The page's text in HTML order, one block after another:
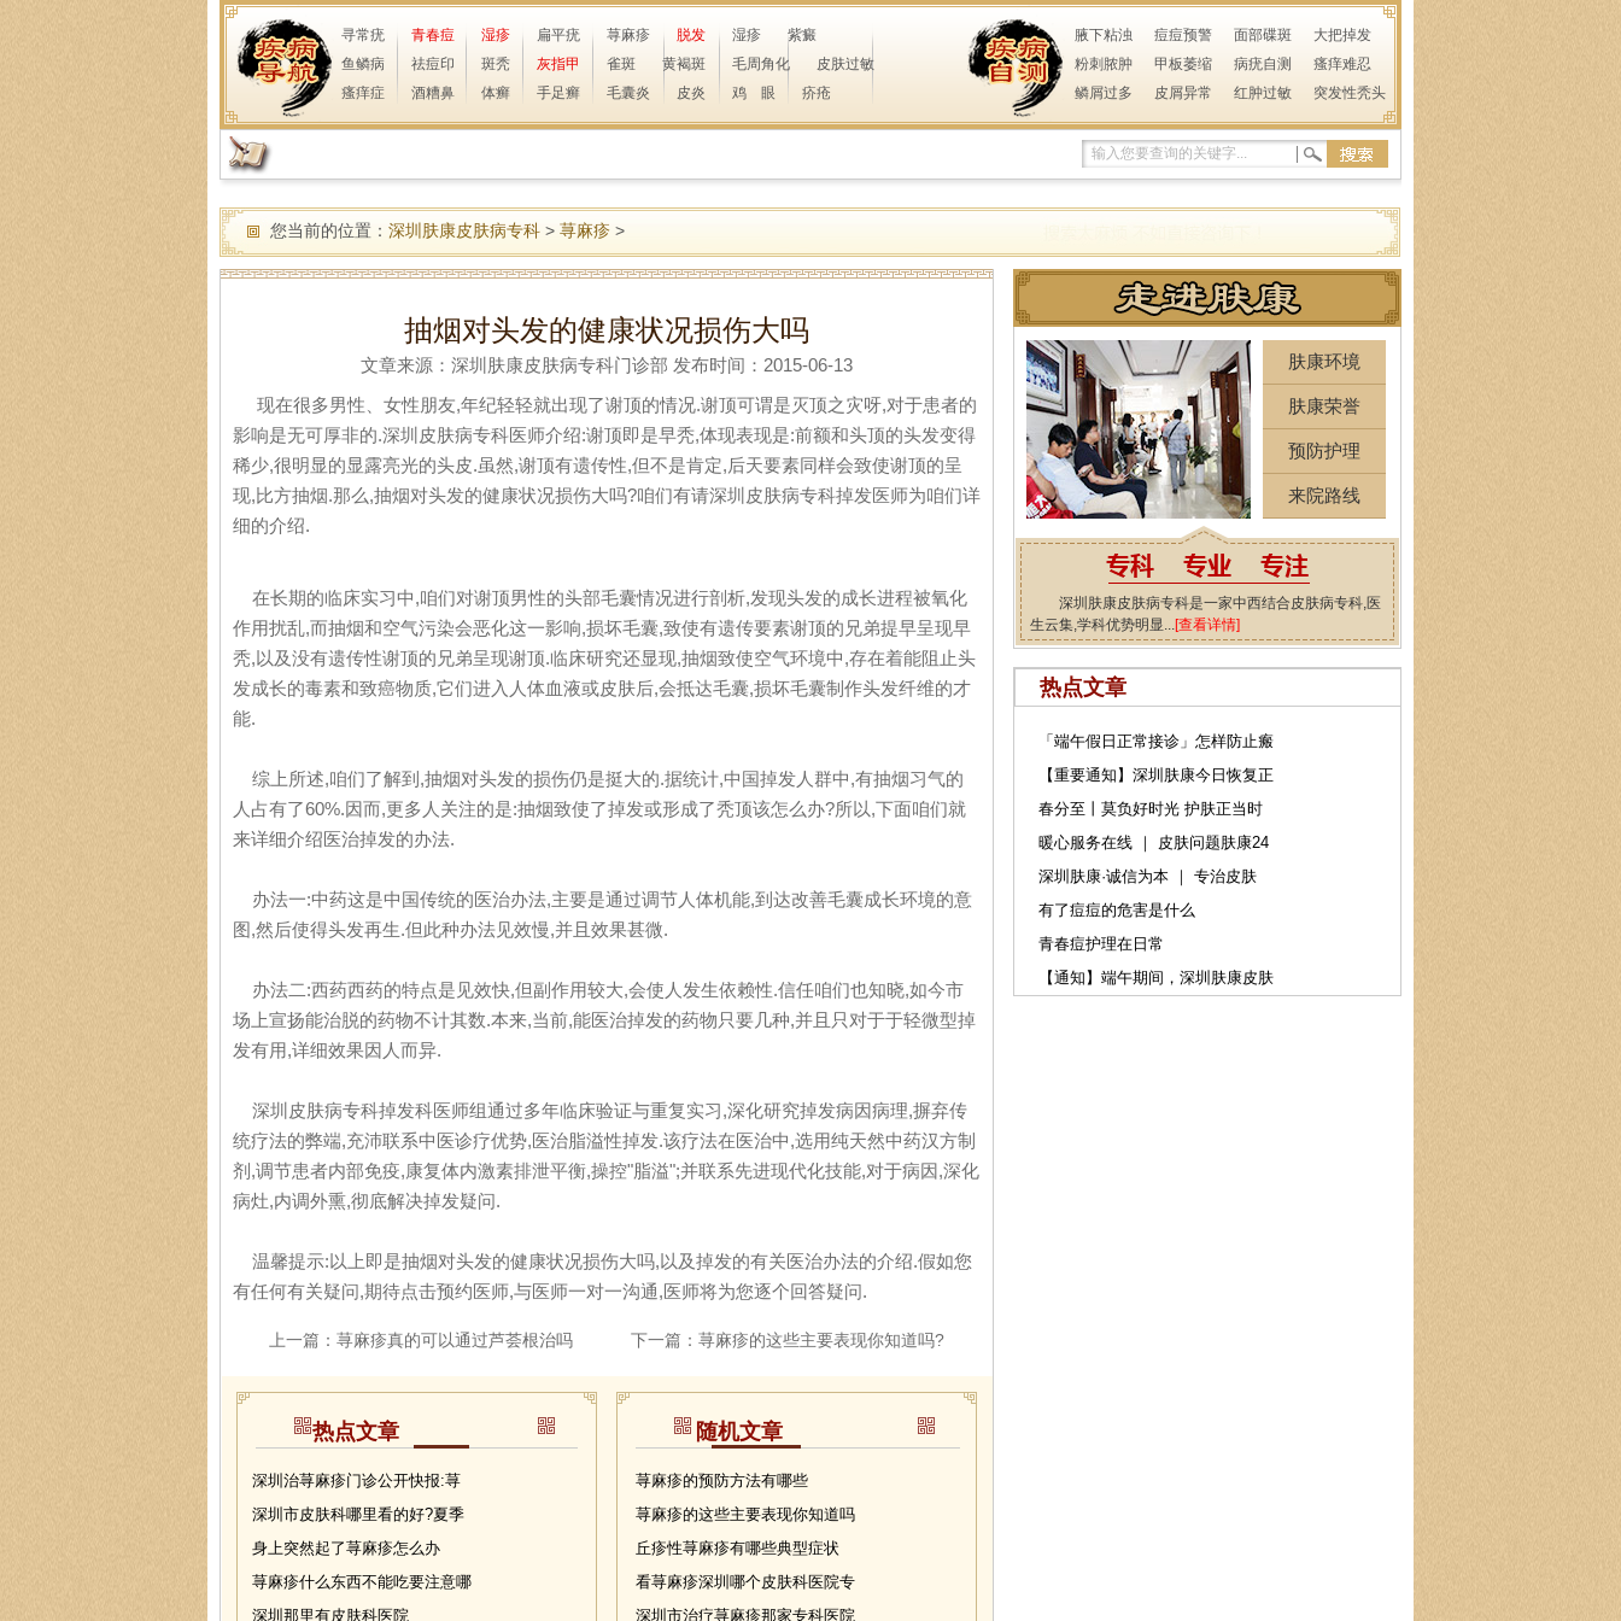
寻常疣 青春痘 湿疹 扁平疣 荨麻疹 脱发 湿疹
紫癜
鱼鳞病
祛痘印 斑秃 灰指甲 雀斑 黄褐斑 毛周角化
皮肤过敏
瘙痒症
酒糟鼻 体癣 手足癣 毛囊炎 皮炎 鸡 眼 疥疮
腋下粘浊 痘痘预警 面部碟斑
大把掉发
粉刺脓肿
甲板萎缩 病疣自测
瘙痒难忍
鳞屑过多
皮屑异常 红肿过敏 突发性秃头
您当前的位置： 深圳肤康皮肤病专科 > 荨麻疹 >
抽烟对头发的健康状况损伤大吗
文章来源：深圳肤康皮肤病专科门诊部 发布时间：2015-06-13
现在很多男性、女性朋友,年纪轻轻就出现了谢顶的情况.谢顶可谓是灭顶之灾呀,对于患者的
影响是无可厚非的.深圳皮肤病专科医师介绍:谢顶即是早秃,体现表现是:前额和头顶的头发变得
稀少,很明显的显露亮光的头皮.虽然,谢顶有遗传性,但不是肯定,后天要素同样会致使谢顶的呈
现,比方抽烟.那么,抽烟对头发的健康状况损伤大吗?咱们有请深圳皮肤病专科掉发医师为咱们详
细的介绍.
在长期的临床实习中,咱们对谢顶男性的头部毛囊情况进行剖析,发现头发的成长进程被氧化
作用扰乱,而抽烟和空气污染会恶化这一影响,损坏毛囊,致使有遗传要素谢顶的兄弟提早呈现早
秃,以及没有遗传性谢顶的兄弟呈现谢顶.临床研究还显现,抽烟致使空气环境中,存在着能阻止头
发成长的毒素和致癌物质,它们进入人体血液或皮肤后,会抵达毛囊,损坏毛囊制作头发纤维的才
能.
综上所述,咱们了解到,抽烟对头发的损伤仍是挺大的.据统计,中国掉发人群中,有抽烟习气的
人占有了60%.因而,更多人关注的是:抽烟致使了掉发或形成了秃顶该怎么办?所以,下面咱们就
来详细介绍医治掉发的办法.
办法一:中药这是中国传统的医治办法,主要是通过调节人体机能,到达改善毛囊成长环境的意
图,然后使得头发再生.但此种办法见效慢,并且效果甚微.
办法二:西药西药的特点是见效快,但副作用较大,会使人发生依赖性.信任咱们也知晓,如今市
场上宣扬能治脱的药物不计其数.本来,当前,能医治掉发的药物只要几种,并且只对于于轻微型掉
发有用,详细效果因人而异.
深圳皮肤病专科掉发科医师组通过多年临床验证与重复实习,深化研究掉发病因病理,摒弃传
统疗法的弊端,充沛联系中医诊疗优势,医治脂溢性掉发.该疗法在医治中,选用纯天然中药汉方制
剂,调节患者内部免疫,康复体内激素排泄平衡,操控"脂溢";并联系先进现代化技能,对于病因,深化
病灶,内调外熏,彻底解决掉发疑问.
温馨提示:以上即是抽烟对头发的健康状况损伤大吗,以及掉发的有关医治办法的介绍.假如您
有任何有关疑问,期待点击预约医师,与医师一对一沟通,医师将为您逐个回答疑问.
上一篇： 荨麻疹真的可以通过芦荟根治吗 下一篇： 荨麻疹的这些主要表现你知道吗?
热点文章
深圳治荨麻疹门诊公开快报:荨
深圳市皮肤科哪里看的好?夏季
身上突然起了荨麻疹怎么办
荨麻疹什么东西不能吃要注意哪
深圳那里有皮肤科医院
随机文章
荨麻疹的预防方法有哪些
荨麻疹的这些主要表现你知道吗
丘疹性荨麻疹有哪些典型症状
看荨麻疹深圳哪个皮肤科医院专
深圳市治疗荨麻疹那家专科医院
肤康环境
肤康荣誉
预防护理
来院路线
深圳肤康皮肤病专科是一家中西结合皮肤病专科,医
生云集,学科优势明显...[查看详情]
热点文章
「端午假日正常接诊」怎样防止瘢
【重要通知】深圳肤康今日恢复正
春分至丨莫负好时光 护肤正当时
暖心服务在线 ｜ 皮肤问题肤康24
深圳肤康·诚信为本 ｜ 专治皮肤
有了痘痘的危害是什么
青春痘护理在日常
【通知】端午期间，深圳肤康皮肤